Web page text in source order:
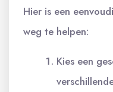
Hier is een
weg te helpen:
Kies een